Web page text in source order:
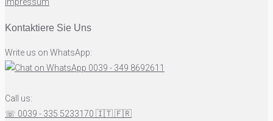
impressum
Kontaktiere Sie Uns
Write us on WhatsApp:
0039 - 349 8692611
Call us:
☏ 0039 - 335 5233170 🇮🇹🇫🇷